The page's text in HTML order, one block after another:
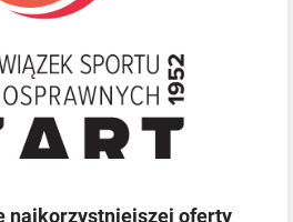
najkorzystniejszej oferty